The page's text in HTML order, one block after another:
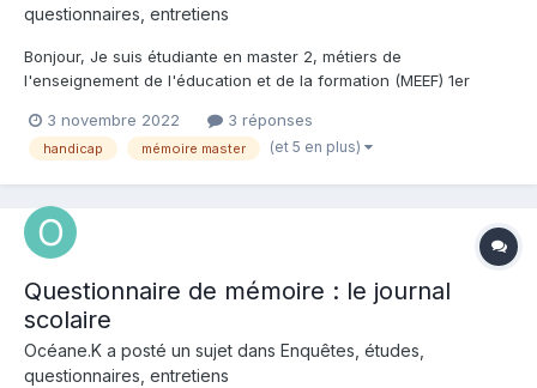
questionnaires, entretiens
Bonjour, Je suis étudiante en master 2, métiers de
l'enseignement de l'éducation et de la formation (MEEF) 1er
mon master, je réalise mon mémoire sur la notion de handicap
en EMC et plus précisément sur l'enseignement qui en...
3 novembre 2022 3 réponses
handicap mémoire master (et 5 en plus)
Questionnaire de mémoire : le journal
scolaire
Océane.K a posté un sujet dans Enquêtes, études,
questionnaires, entretiens